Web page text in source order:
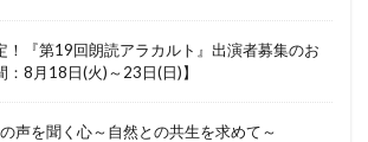
！『第19回朗読アラカルト』出演者募集のお
：8月18日(火)～23日(日)】
を聞く心～自然との共生を求めて～